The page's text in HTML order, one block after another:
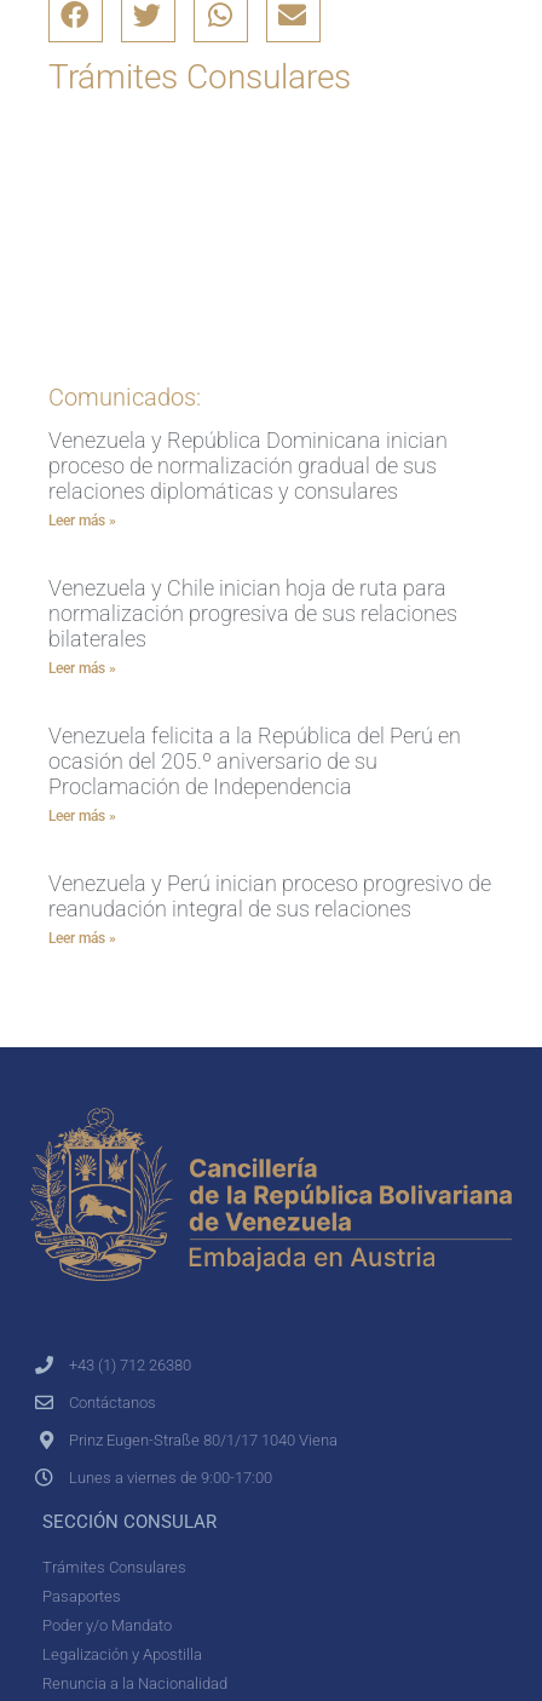
Trámites Consulares
Comunicados:
Venezuela y República Dominicana inician
proceso de normalización gradual de sus
relaciones diplomáticas y consulares
Leer más »
Venezuela y Chile inician hoja de ruta para
normalización progresiva de sus relaciones
bilaterales
Leer más »
Venezuela felicita a la República del Perú en
ocasión del 205.º aniversario de su
Proclamación de Independencia
Leer más »
Venezuela y Perú inician proceso progresivo de
reanudación integral de sus relaciones
Leer más »
+43 (1) 712 26380
Contáctanos
Prinz Eugen-Straße 80/1/17 1040 Viena
Lunes a viernes de 9:00-17:00
SECCIÓN CONSULAR
Trámites Consulares
Pasaportes
Poder y/o Mandato
Legalización y Apostilla
Renuncia a la Nacionalidad